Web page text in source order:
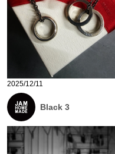
2025/12/11
Black 3